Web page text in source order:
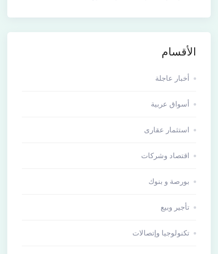
الأقسام
أخبار عاجلة
أسواق عربية
استثمار عقارى
اقتصاد وشركات
بورصة و بنوك
تأجير وبيع
تكنولوجيا وإتصالات